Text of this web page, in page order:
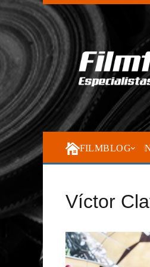
FILMBLOG
Víctor